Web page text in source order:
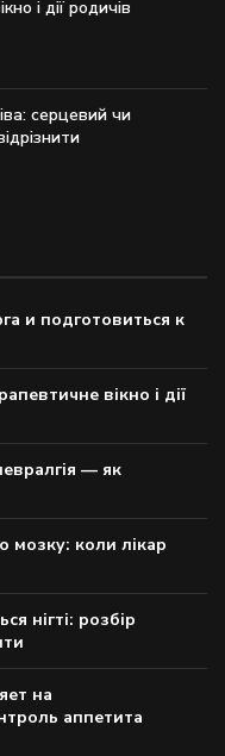
і дії родичів
серцевий чи
и подготовиться к
вікно і дії
— як
мозку: коли лікар
нігті: розбір
на
аппетита